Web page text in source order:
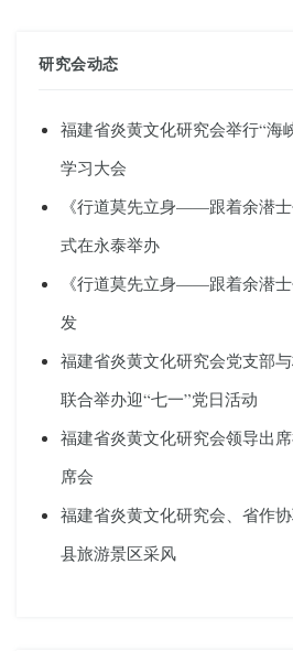
研究会动态
福建省炎黄文化研究会举行“海
学习大会
《行道莫先立身——跟着余潜
式在永泰举办
《行道莫先立身——跟着余潜
发
福建省炎黄文化研究会党支部
联合举办迎“七一”党日活动
福建省炎黄文化研究会领导出
席会
福建省炎黄文化研究会、省作
县旅游景区采风